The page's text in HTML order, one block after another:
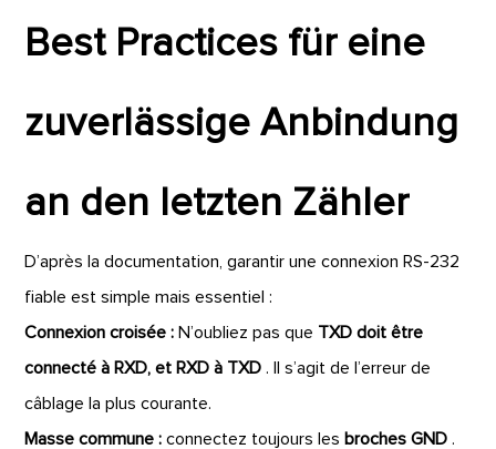
Best Practices für eine
zuverlässige Anbindung
an den letzten Zähler
D’après la documentation, garantir une connexion RS-232
fiable est simple mais essentiel :
Connexion croisée : N’oubliez pas que TXD doit être
connecté à RXD, et RXD à TXD . Il s’agit de l’erreur de
câblage la plus courante.
Masse commune :connectez toujours les broches GND .